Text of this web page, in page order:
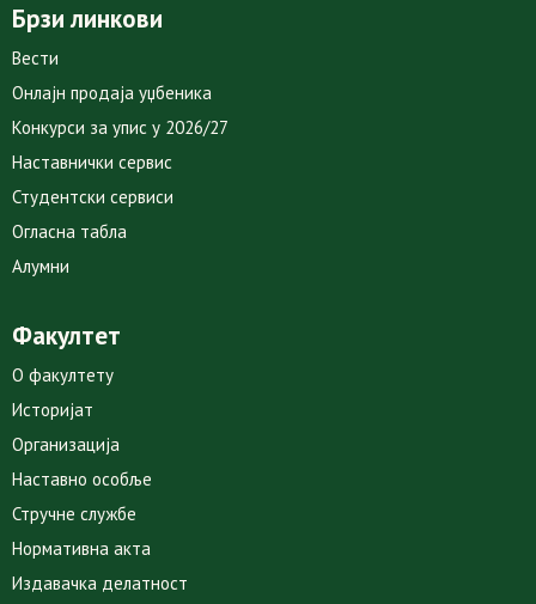
Брзи линкови
Вести
Онлајн продаја уџбеника
Конкурси за упис у 2026/27
Наставнички сервис
Студентски сервиси
Огласна табла
Алумни
Факултет
О факултету
Историјат
Организација
Наставно особље
Стручне службе
Нормативна акта
Издавачка делатност